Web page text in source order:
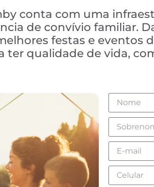
conta com uma
de convívio familiar.
festas e eventos
ter qualidade de vida,